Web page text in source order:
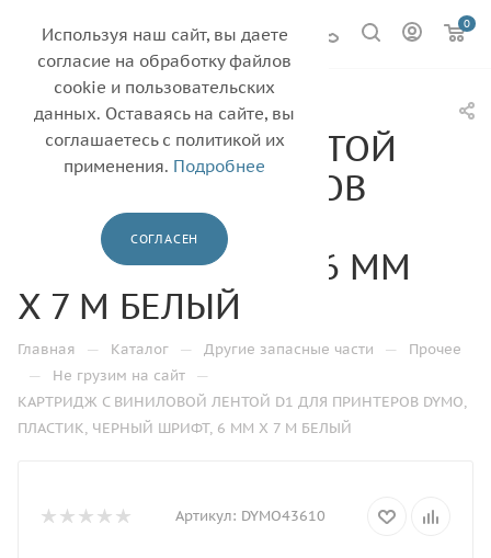
0
КАРТРИДЖ С
ВИНИЛОВОЙ ЛЕНТОЙ
D1 ДЛЯ ПРИНТЕРОВ
DYMO, ПЛАСТИК,
ЧЕРНЫЙ ШРИФТ, 6 ММ
Х 7 М БЕЛЫЙ
Главная — Каталог — Другие запасные части — Прочее
— Не грузим на сайт —
КАРТРИДЖ С ВИНИЛОВОЙ ЛЕНТОЙ D1 ДЛЯ ПРИНТЕРОВ DYMO,
ПЛАСТИК, ЧЕРНЫЙ ШРИФТ, 6 ММ Х 7 М БЕЛЫЙ
Артикул: DYMO43610
Используя наш сайт, вы даете
согласие на обработку файлов
cookie и пользовательских
данных. Оставаясь на сайте, вы
соглашаетесь с политикой их
применения. Подробнее
СОГЛАСЕН